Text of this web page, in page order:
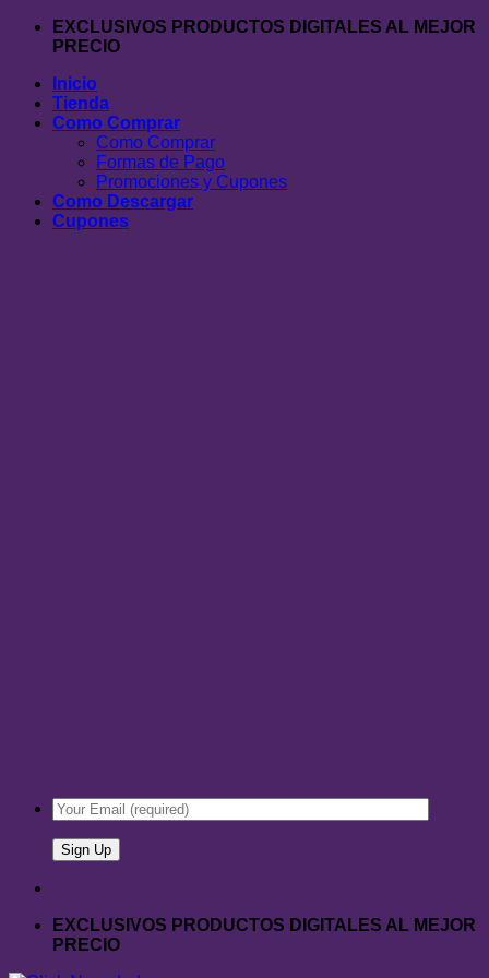
Saltar
EXCLUSIVOS PRODUCTOS DIGITALES AL MEJOR
PRECIO
Inicio
Tienda
Como Comprar
Como Comprar
Formas de Pago
Promociones y Cupones
Como Descargar
Cupones
EXCLUSIVOS PRODUCTOS DIGITALES AL MEJOR
PRECIO